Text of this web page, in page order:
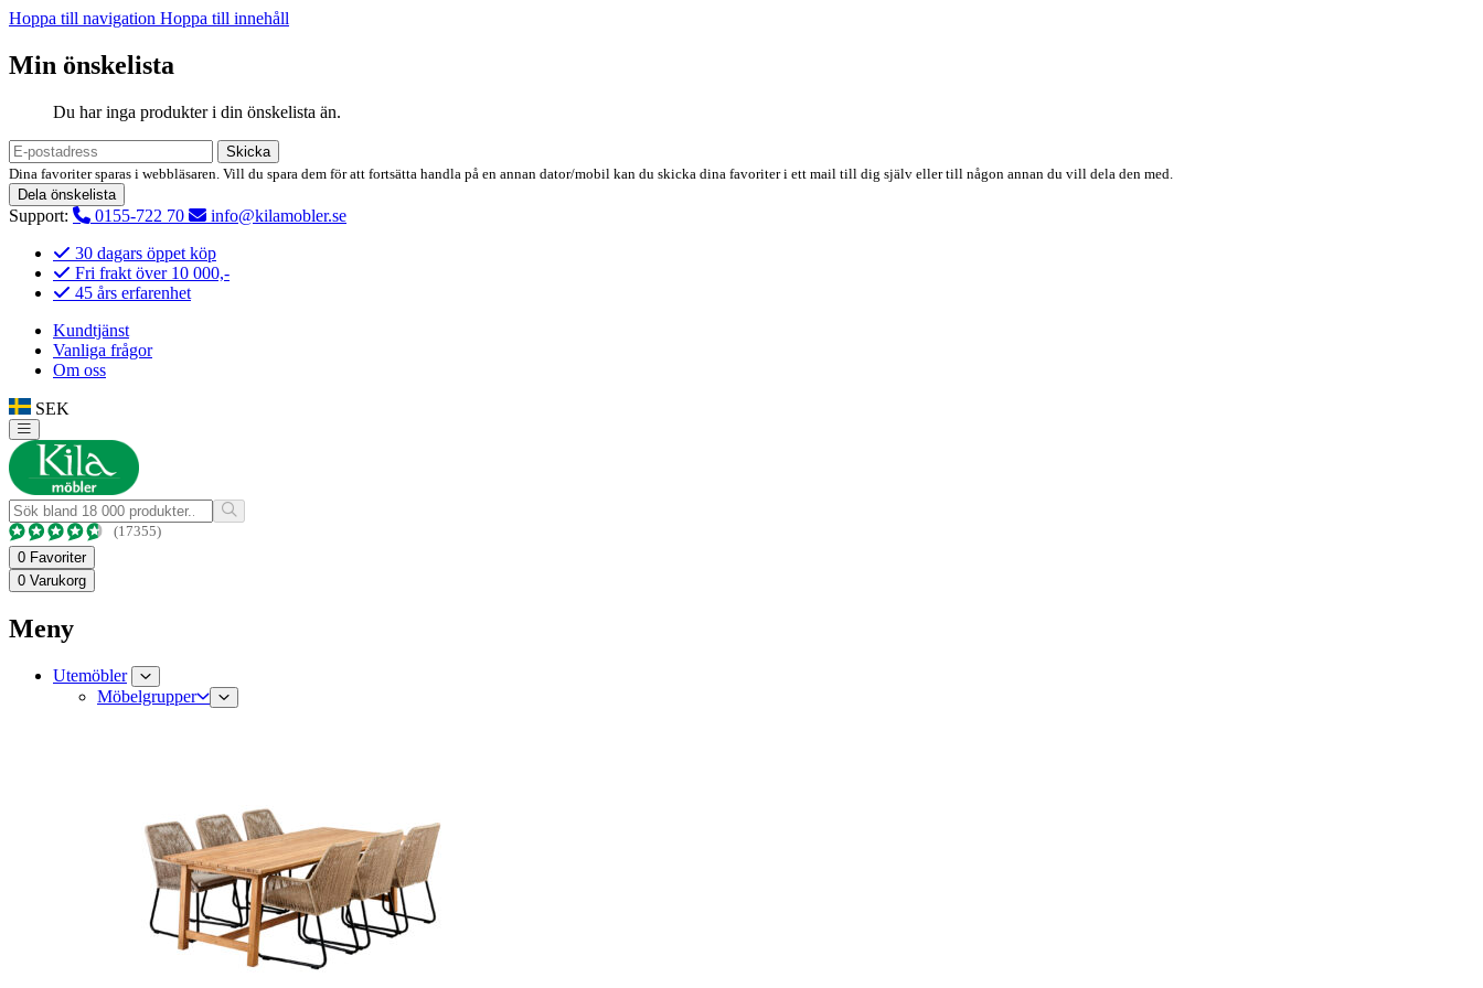
Hoppa till navigation Hoppa till innehåll
Min önskelista
Du har inga produkter i din önskelista än.
Skicka
Dina favoriter sparas i webbläsaren. Vill du spara dem för att fortsätta handla på en annan dator/mobil kan du skicka dina favoriter i ett mail till dig själv eller till någon annan du vill dela den med.
Dela önskelista
Support: 0155-722 70
info@kilamobler.se
30 dagars öppet köp
Fri frakt över 10 000,-
45 års erfarenhet
Kundtjänst
Vanliga frågor
Om oss
SEK
(17355)
0 Favoriter
0 Varukorg
Meny
Utemöbler
Möbelgrupper